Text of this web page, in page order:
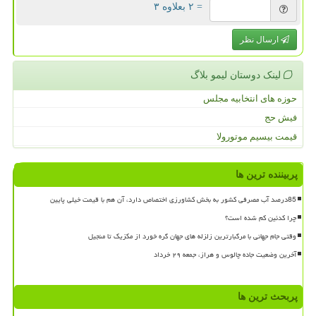
= ۲ بعلاوه ۳
ارسال نظر
لینک دوستان لیمو بلاگ
حوزه های انتخابیه مجلس
فیش حج
قیمت بیسیم موتورولا
پربیننده ترین ها
85درصد آب مصرفی کشور به بخش کشاورزی اختصاص دارد، آن هم با قیمت خیلی پایین
چرا کدئین کم شده است؟
وقتی جام جهانی با مرگبارترین زلزله های جهان گره خورد از مکزیک تا منجیل
آخرین وضعیت جاده چالوس و هراز، جمعه ۲۹ خرداد
پربحث ترین ها